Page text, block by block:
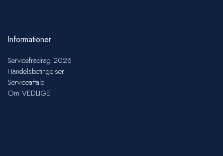
Informationer
Servicefradrag 2026
Handelsbetingelser
Serviceaftale
Om VEDLIGE